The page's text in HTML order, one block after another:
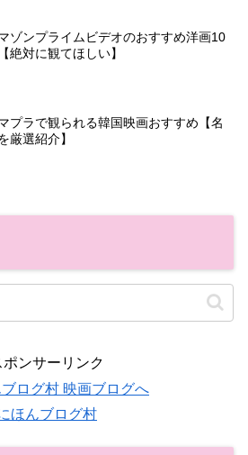
ゾンプライムビデオのおすすめ洋画10
絶対に観てほしい】
プラで観られる韓国映画おすすめ【名
厳選紹介】
ポンサーリンク
ほんブログ村